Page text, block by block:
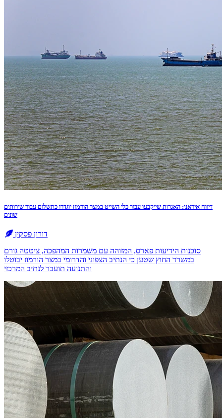
דיווח איראני: האגרות שייקבעו עבור כלי השייט במצר הורמוז יוגדרו כתשלום עבור שירותים
שונים
דורון פסקין
סוכנות הידיעות פארס, המזוהה עם משמרות המהפכה, ציטטה גורם
במשרד החוץ שטען כי הנתיב הצפוני והדרומי במצר הורמוז יבוטלו
והתנועה תועבר לנתיב המרכזי